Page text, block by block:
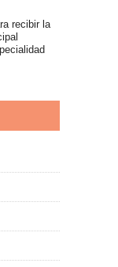
recibir la